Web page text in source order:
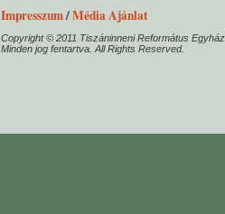
Impresszum/Média Ajánlat
Copyright © 2011 Tiszáninneni Református
Minden jog fentartva. All Rights Reserved.